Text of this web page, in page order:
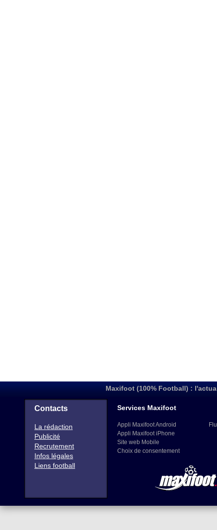
Maxifoot (100% Football) :
Contacts
La rédaction
Publicité
Recrutement
Infos légales
Liens football
Services Maxifoot
Appli Maxifoot Android
Appli Maxifoot iPhone
Site web Mobile
Choix de consentement